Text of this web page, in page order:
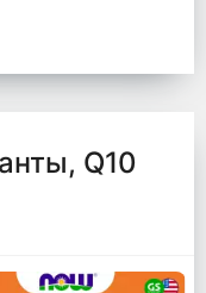
Q10